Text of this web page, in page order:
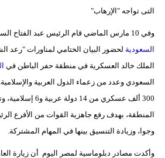
التى تواجه "الإرهاب"
وفي 10 مارس الماضي قام الرئيس عبد الفتاح السيسي بأخر زيارة الى
السعودية
الملك خالد العسكرية في منطقة حفر الباطن في
السعودي وعدد من زعماء الدول العربية
300 ألف عسكري من 14
المنطقة، بهدف رفع جاهزية القوات من الأفرع
وجوا، وزيادة التنسيق بينها في المهام المشتركة.
وأكدت مصادر دبلوماسية لمصر اليوم أن زيارة